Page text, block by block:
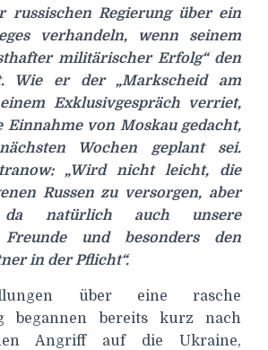
russischen Regierung über ein
verhandeln, wenn seinem
militärischer Erfolg“ den
Wie er der „Markscheid am
Exklusivgespräch verriet,
Einnahme von Moskau gedacht,
Wochen geplant sei.
„Wird nicht leicht, die
Russen zu versorgen, aber
natürlich auch unsere
Freunde und besonders den
in der Pflicht“.
über eine rasche
begannen bereits kurz nach
Angriff auf die Ukraine,